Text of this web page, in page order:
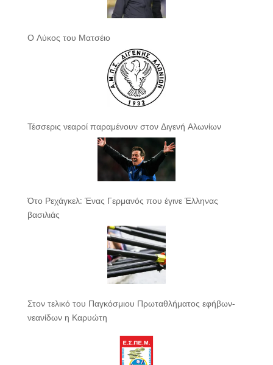
Ο Λύκος του Ματσέιο
Τέσσερις νεαροί παραμένουν στον Διγενή Αλωνίων
Ότο Ρεχάγκελ: Ένας Γερμανός που έγινε Έλληνας
βασιλιάς
Στον τελικό του Παγκόσμιου Πρωταθλήματος εφήβων-
νεανίδων η Καρυώτη